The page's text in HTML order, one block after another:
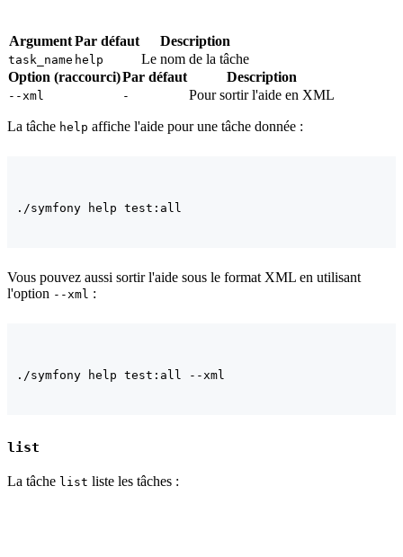
ArgumentPar défaut Description
task_name help
Le nom de la tâche
Option (raccourci)Par défaut Description
--xml - Pour sortir l'aide en XML
La tâche help affiche l'aide pour une tâche donnée :
Vous pouvez aussi sortir l'aide sous le format XML en utilisant
l'option --xml :
list
La tâche list liste les tâches :